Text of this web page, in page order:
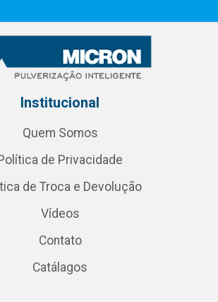
Institucional
Quem Somos
de Privacidade
de Troca e Devolução
Vídeos
Contato
Catálagos